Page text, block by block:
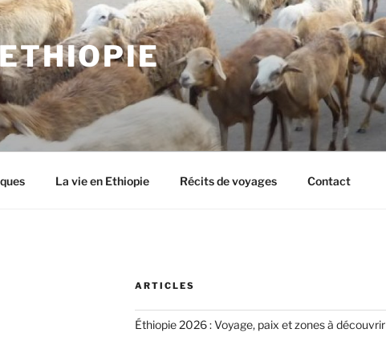
La vie en Ethiopie Récits de voyages Contact
ARTICLES
Éthiopie 2026 : Voyage, paix et zones à découvrir